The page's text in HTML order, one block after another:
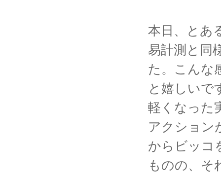
本日、とあ
易計測と同
た。こんな
と嬉しいで
軽くなった
アクション
からビッコ
ものの、そ